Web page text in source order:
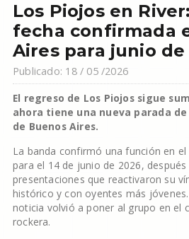
Los Piojos en
fecha confirmada
Aires para junio de
Publicado: 18 / 05 /2026
El regreso de Los Piojos sigue
ahora tiene una nueva parada
de Buenos Aires.
La banda confirmó una función en
para el 14 de junio de 2026,
presentaciones que reactivaron su
histórico y con oyentes más
noticia volvió a poner al grupo en el
rockera.